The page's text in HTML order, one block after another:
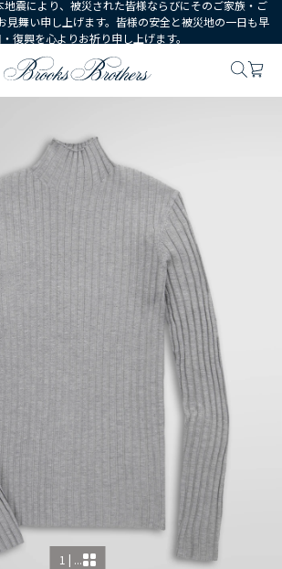
地震により、被災された皆様ならびにそのご家族・ご
見舞い申し上げます。皆様の安全と被災地の一日も早
復興を心よりお祈り申し上げます。
ウェア トップス セーター シルクブレン
1 | ...